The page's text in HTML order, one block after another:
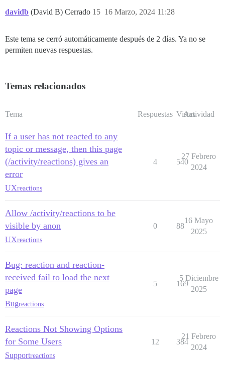
davidb (David B) Cerrado 16 Marzo, 2024 11:28
15
Este tema se cerró automáticamente después de 2 días. Ya no se
permiten nuevas respuestas.
Temas relacionados
Tema Respuestas Vistas
Actividad
If a user has not reacted to any
topic or message, then this page
(/activity/reactions) gives an
error
UXreactions
4 540
27 Febrero
2024
Allow /activity/reactions to be
visible by anon
UXreactions
0 88
16 Mayo
2025
Bug: reaction and reaction-
received fail to load the next
page
Bugreactions
5 169
5 Diciembre
2025
Reactions Not Showing Options
for Some Users
Supportreactions
12 384
21 Febrero
2024